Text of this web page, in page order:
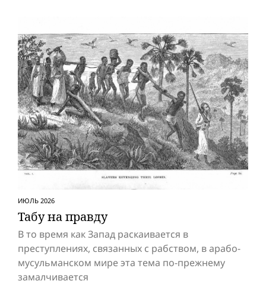
ИЮЛЬ 2026
Табу на правду
В то время как Запад раскаивается в
преступлениях, связанных с рабством, в арабо-
мусульманском мире эта тема по-прежнему
замалчивается